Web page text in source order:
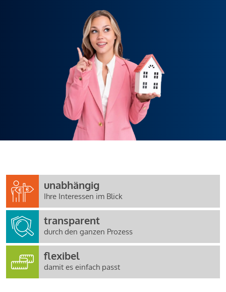
unabhängig
Ihre Interessen im Blick
transparent
durch den ganzen Prozess
flexibel
damit es einfach passt